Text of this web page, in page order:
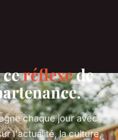
ceréflexede
chaque jour avec
l'actualité, la culture,